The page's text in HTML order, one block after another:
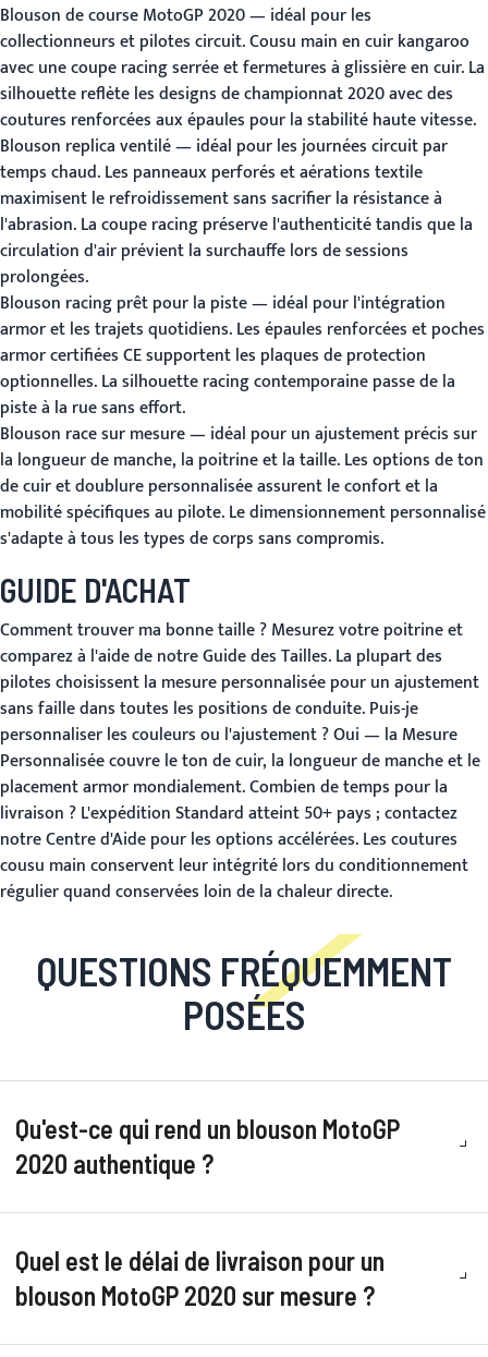
Blouson de course MotoGP 2020— idéal pour les
collectionneurs et pilotes circuit. Cousu main en cuir kangaroo
avec une coupe racing serrée et fermetures à glissière en cuir. La
silhouette reflète les designs de championnat 2020 avec des
coutures renforcées aux épaules pour la stabilité haute vitesse.
Blouson replica ventilé— idéal pour les journées circuit par
temps chaud. Les panneaux perforés et aérations textile
maximisent le refroidissement sans sacrifier la résistance à
l'abrasion. La coupe racing préserve l'authenticité tandis que la
circulation d'air prévient la surchauffe lors de sessions
prolongées.
Blouson racing prêt pour la piste— idéal pour l'intégration
armor et les trajets quotidiens. Les épaules renforcées et poches
armor certifiées CE supportent les plaques de protection
optionnelles. La silhouette racing contemporaine passe de la
piste à la rue sans effort.
Blouson race sur mesure— idéal pour un ajustement précis sur
la longueur de manche, la poitrine et la taille. Les options de ton
de cuir et doublure personnalisée assurent le confort et la
mobilité spécifiques au pilote. Le dimensionnement personnalisé
s'adapte à tous les types de corps sans compromis.
GUIDE D'ACHAT
Comment trouver ma bonne taille ?Mesurez votre poitrine et
comparez à l'aide de notreGuide des Tailles. La plupart des
pilotes choisissent la mesure personnalisée pour un ajustement
sans faille dans toutes les positions de conduite.Puis-je
personnaliser les couleurs ou l'ajustement ?Oui — la Mesure
Personnaliséecouvre le ton de cuir, la longueur de manche et le
placement armor mondialement.Combien de temps pour la
livraison ?L'expéditionStandard atteint 50+ pays; contactez
notreCentre d'Aidepour les options accélérées. Les coutures
cousu main conservent leur intégrité lors du conditionnement
régulier quand conservées loin de la chaleur directe.
QUESTIONS FRÉQUEMMENT
POSÉES
Qu'est-ce qui rend un blouson MotoGP
2020 authentique ?
Quel est le délai de livraison pour un
blouson MotoGP 2020 sur mesure ?